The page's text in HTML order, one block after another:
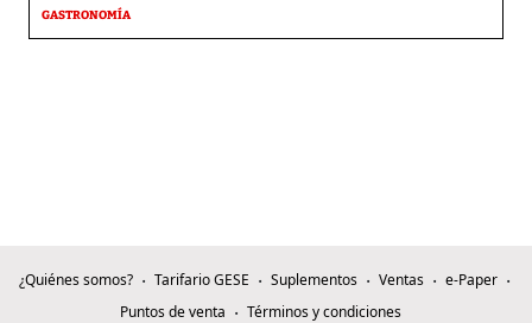
GASTRONOMÍA
¿Quiénes somos? Tarifario GESE Suplementos Ventas
e-Paper
Puntos de venta
Términos y condiciones